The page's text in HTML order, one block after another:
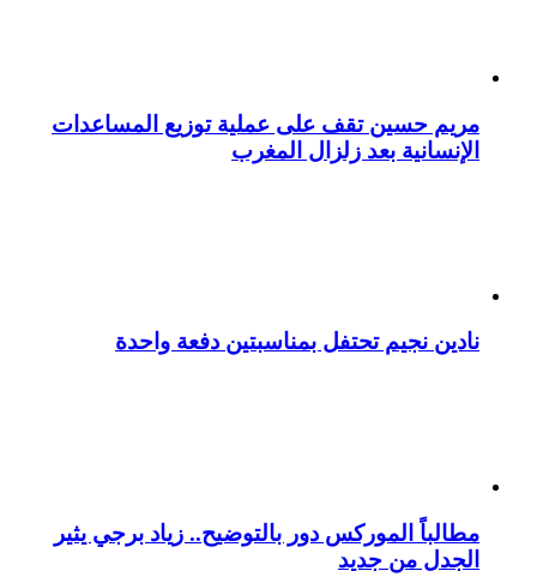
مريم حسين تقف على عملية توزيع المساعدات
الإنسانية بعد زلزال المغرب
نادين نجيم تحتفل بمناسبتين دفعة واحدة
مطالباً الموركس دور بالتوضيح.. زياد برجي يثير
الجدل من جديد